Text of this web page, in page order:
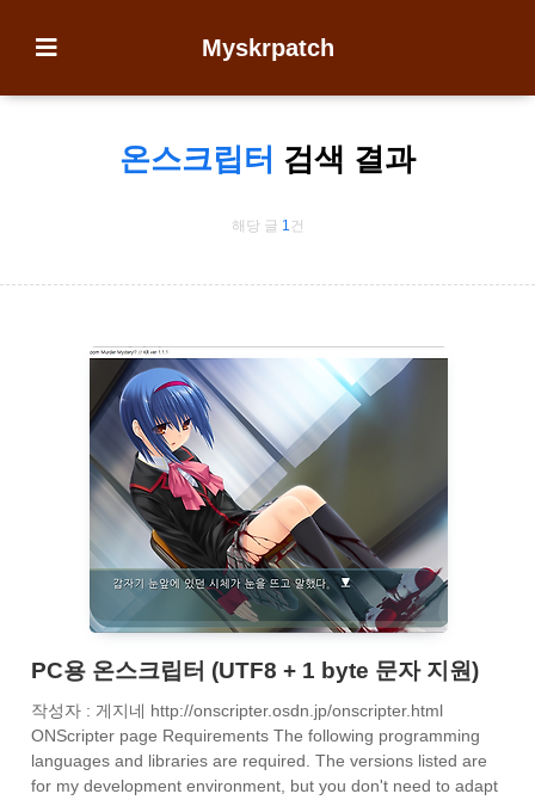
Myskrpatch
온스크립터 검색 결과
해당 글 1건
PC용 온스크립터 (UTF8 + 1 byte 문자 지원)
작성자 : 게지네 http://onscripter.osdn.jp/onscripter.html
ONScripter page Requirements The following programming
languages and libraries are required. The versions listed are
for my development environment, but you don't need to adapt